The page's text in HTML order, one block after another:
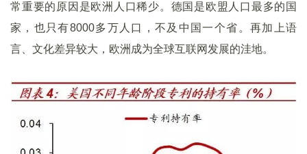
常重要的原因是欧洲人口稀少。德国是欧盟人口最多的国
家，也只有8000多万人口，不及中国一个省。再加上语
言、文化差异较大，欧洲成为全球互联网发展的洼地。